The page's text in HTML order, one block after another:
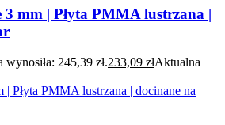
mm | Płyta PMMA lustrzana |
wynosiła: 245,39 zł.233,09 złAktualna